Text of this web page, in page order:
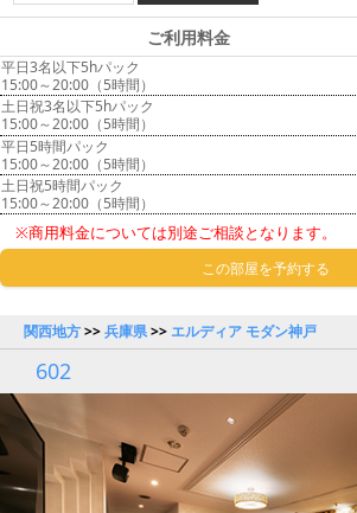
ご利用料金
平日3名以下5hパック
15:00～20:00（5時間）
土日祝3名以下5hパック
15:00～20:00（5時間）
平日5時間パック
15:00～20:00（5時間）
土日祝5時間パック
15:00～20:00（5時間）
※商用料金については別途ご相談となります。
この部屋を予約する
関西地方>>兵庫県>> エルディア モダン神戸
602